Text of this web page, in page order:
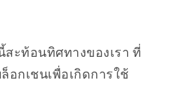
ะท้อนทิศทางของเรา ที่
อกเชนเพื่อเกิดการใช้